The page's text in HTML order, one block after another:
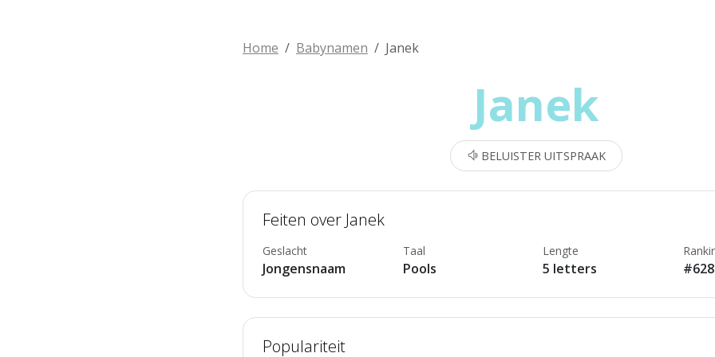
Home Babynamen Janek
Janek
BELUISTER UITSPRAAK
Feiten over Janek
Geslacht
Jongensnaam
Taal
Pools
Lengte
5 letters
Populariteit